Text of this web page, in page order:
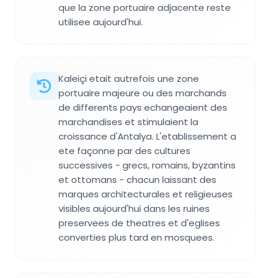
que la zone portuaire adjacente reste
utilisee aujourd'hui.
Kaleiçi etait autrefois une zone
portuaire majeure ou des marchands
de differents pays echangeaient des
marchandises et stimulaient la
croissance d'Antalya. L'etablissement a
ete façonne par des cultures
successives - grecs, romains, byzantins
et ottomans - chacun laissant des
marques architecturales et religieuses
visibles aujourd'hui dans les ruines
preservees de theatres et d'eglises
converties plus tard en mosquees.